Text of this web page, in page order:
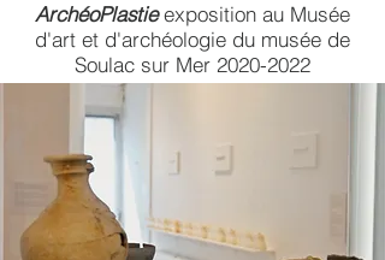
ArchéoPlastieexposition au Musée
d'art et d'archéologie du musée de
Soulac sur Mer 2020-2022